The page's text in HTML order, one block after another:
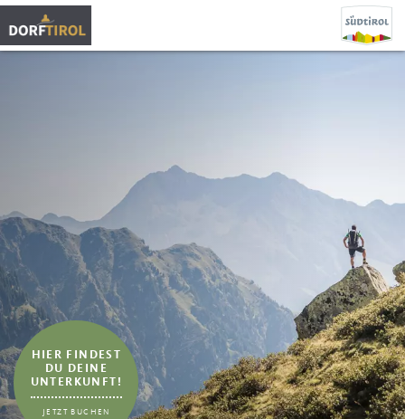
HIER FINDEST
DU DEINE
UNTERKUNFT!
JETZT BUCHEN